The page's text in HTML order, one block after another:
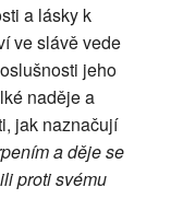
a lásky k
ve slávě vede
jeho
naděje a
jak naznačují
a děje se
proti svému